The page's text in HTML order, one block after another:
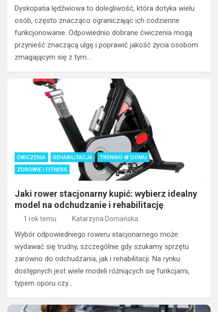
Dyskopatia lędźwiowa to dolegliwość, która dotyka wielu
osób, często znacząco ograniczając ich codzienne
funkcjonowanie. Odpowiednio dobrane ćwiczenia mogą
przynieść znaczącą ulgę i poprawić jakość życia osobom
zmagającym się z tym…
ĆWICZENIA REHABILITACJA
TRENING W DOMU
ZDROWIE I FITNESS
Jaki rower stacjonarny kupić: wybierz idealny
model na odchudzanie i rehabilitację
1 rok temu Katarzyna Domańska
Wybór odpowiedniego roweru stacjonarnego może
wydawać się trudny, szczególnie gdy szukamy sprzętu
zarówno do odchudzania, jak i rehabilitacji. Na rynku
dostępnych jest wiele modeli różniących się funkcjami,
typem oporu czy…